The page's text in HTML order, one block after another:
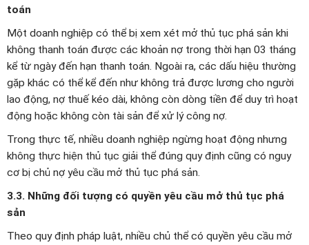
toán
Một doanh nghiệp có thể bị xem xét mở thủ tục phá sản khi
không thanh toán được các khoản nợ trong thời hạn 03 tháng
kể từ ngày đến hạn thanh toán. Ngoài ra, các dấu hiệu thường
gặp khác có thể kể đến như không trả được lương cho người
lao động, nợ thuế kéo dài, không còn dòng tiền để duy trì hoạt
động hoặc không còn tài sản để xử lý công nợ.
Trong thực tế, nhiều doanh nghiệp ngừng hoạt động nhưng
không thực hiện thủ tục giải thể đúng quy định cũng có nguy
cơ bị chủ nợ yêu cầu mở thủ tục phá sản.
3.3. Những đối tượng có quyền yêu cầu mở thủ tục phá
sản
Theo quy định pháp luật, nhiều chủ thể có quyền yêu cầu mở